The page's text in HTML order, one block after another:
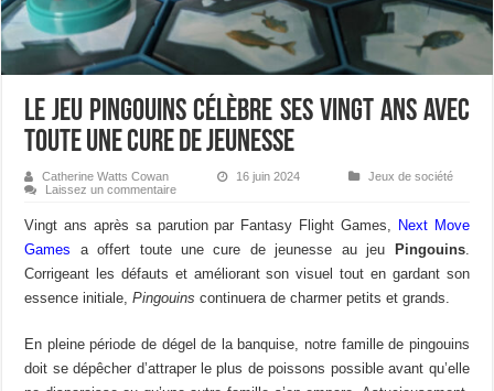
Le jeu Pingouins célèbre ses vingt ans avec
toute une cure de jeunesse
Catherine Watts Cowan 16 juin 2024
Jeux de société
Laissez un commentaire
Vingt ans après sa parution par Fantasy Flight Games, Next Move
Games a offert toute une cure de jeunesse au jeu Pingouins.
Corrigeant les défauts et améliorant son visuel tout en gardant son
essence initiale,Pingouins continuera de charmer petits et grands.
En pleine période de dégel de la banquise, notre famille de pingouins
doit se dépêcher d’attraper le plus de poissons possible avant qu’elle